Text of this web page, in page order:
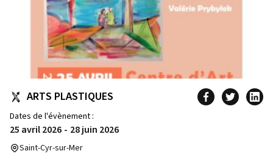
ARTS PLASTIQUES
Dates de l'évènement :
25 avril 2026 - 28 juin 2026
Saint-Cyr-sur-Mer